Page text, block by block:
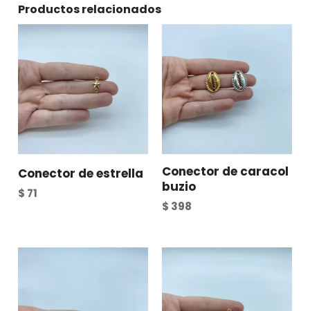
Productos relacionados
Conector de estrella
$ 71
Conector de caracol
buzio
$ 398